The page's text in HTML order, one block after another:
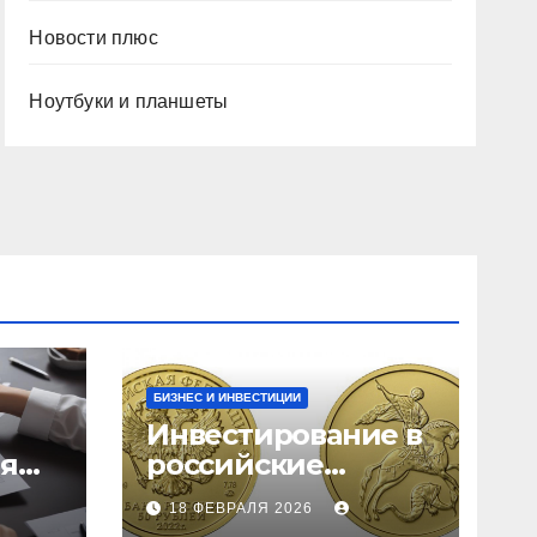
Новости плюс
Ноутбуки и планшеты
БИЗНЕС И ИНВЕСТИЦИИ
Инвестирование в
российские
золотые монеты:
подробное
18 ФЕВРАЛЯ 2026